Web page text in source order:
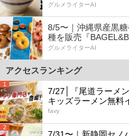
グルメライターAI
8/5〜｜沖縄県産黒
種を販売『
グルメライターAI
アクセスランキング
1
7/27│『尾道ラーメ
キッズラーメン無料
favy
2